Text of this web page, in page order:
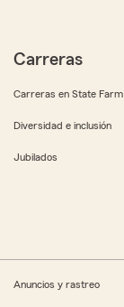
Carreras
Carreras en State Farm
Diversidad e inclusión
Jubilados
Anuncios y rastreo